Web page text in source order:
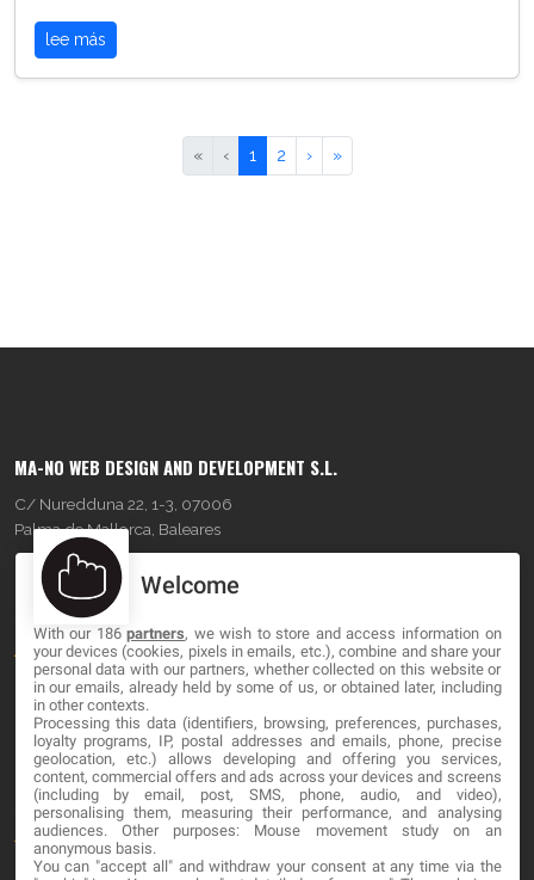
lee más
« ‹ 1 2 › »
MA-NO WEB DESIGN AND DEVELOPMENT S.L.
C/ Nuredduna 22, 1-3, 07006
Palma de Mallorca, Baleares
OUR COMPANY
About
Blog
Contact
LEGAL
Terminos y Condiciones
Welcome
With our 186partners, we wish to store and access information on
your devices (cookies, pixels in emails, etc.), combine and share your
personal data with our partners, whether collected on this website or
in our emails, already held by some of us, or obtained later, including
in other contexts.
Processing this data (identifiers, browsing, preferences, purchases,
loyalty programs, IP, postal addresses and emails, phone, precise
geolocation, etc.) allows developing and offering you services,
content, commercial offers and ads across your devices and screens
(including by email, post, SMS, phone, audio, and video),
personalising them, measuring their performance, and analysing
audiences. Other purposes: Mouse movement study on an
anonymous basis.
You can "accept all" and withdraw your consent at any time via the